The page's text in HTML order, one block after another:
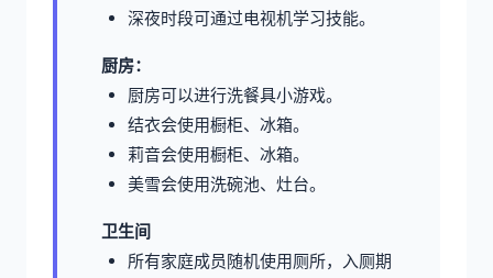
深夜时段可通过电视机学习技能。
厨房：
厨房可以进行洗餐具小游戏。
结衣会使用橱柜、冰箱。
莉音会使用橱柜、冰箱。
美雪会使用洗碗池、灶台。
卫生间
所有家庭成员随机使用厕所，入厕期